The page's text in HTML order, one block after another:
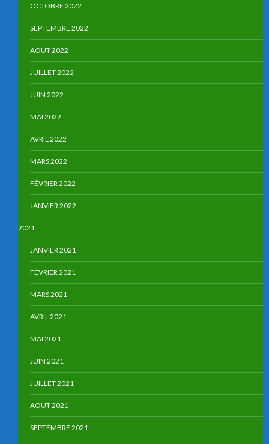
OCTOBRE 2022
SEPTEMBRE 2022
AOUT 2022
JUILLET 2022
JUIN 2022
MAI 2022
AVRIL 2022
MARS 2022
FÉVRIER 2022
JANVIER 2022
2021
JANVIER 2021
FÉVRIER 2021
MARS 2021
AVRIL 2021
MAI 2021
JUIN 2021
JUILLET 2021
AOUT 2021
SEPTEMBRE 2021